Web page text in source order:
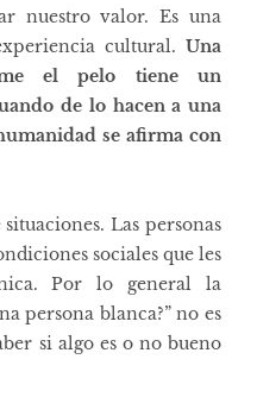
nuestro valor. Es una
cultural. Una
el pelo tiene un
de lo hacen a una
se afirma con
Las personas
sociales que les
Por lo general la
persona blanca?” no es
si algo es o no bueno